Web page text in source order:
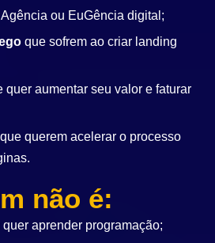
ou EuGência digital;
que sofrem ao criar landing
quer aumentar seu valor e faturar
que querem acelerar o processo
não é:
aprender programação;